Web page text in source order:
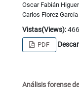
Oscar Fabián
Carlos Florez García
Vistas(Views):466
PDF
Análisis forense